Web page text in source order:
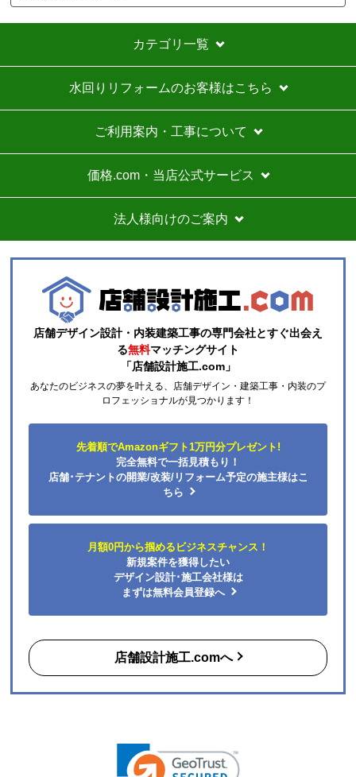
商品の梱包は必要十分なものでしたか？
はい
またこのショップを利用したいですか？
いいえ
商品購入から入金連絡、工事日の指定、決定、商品の
到着等はスムーズでした。
総額的には高くなってしまったので、エアコンに限ら
ずこちらの会社からのリピはありません。
それと商品欄にもう少し細かく工事費の内訳を書いた
方がいいと思いました。
ひらり〜さん
2026年7月26日 12:54
欲しい商品をスムーズに注文できましたか？
予定の期日までに商品が届きましたか？
商品の梱包は必要十分なものでしたか？
またこのショップを利用したいですか？
【このショップを選んだ理由は？】
購入した時点で最安価格でした。また、このショップ
を以前利用したことがあり、対応がとても良かったの
【注文からどのくらいで届きましたか？】
カテゴリ一覧
水回りリフォームのお客様はこちら
ご利用案内・工事について
価格.com・当店公式サービス
法人様向けのご案内
店舗デザイン設計・内装建築工事の専門会社とすぐ出会え
る無料マッチングサイト
「店舗設計施工.com」
あなたのビジネスの夢を叶える、店舗デザイン・建築工事・内装のプ
ロフェッショナルが見つかります！
先着順でAmazonギフト1万円分プレゼント!
完全無料で一括見積もり！
店舗･テナントの開業/改装/リフォーム予定の施主様はこ
ちら
月額0円から掴めるビジネスチャンス！
新規案件を獲得したい
デザイン設計･施工会社様は
まずは無料会員登録へ
店舗設計施工.comへ